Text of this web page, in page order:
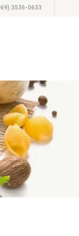
3536-0633